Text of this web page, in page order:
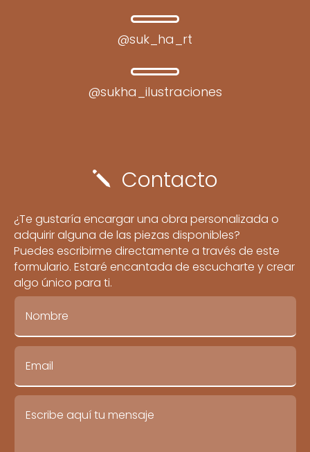
@suk_ha_rt
@sukha_ilustraciones
j Contacto
¿Te gustaría encargar una obra personalizada o
adquirir alguna de las piezas disponibles?
Puedes escribirme directamente a través de este
formulario. Estaré encantada de escucharte y crear
algo único para ti.